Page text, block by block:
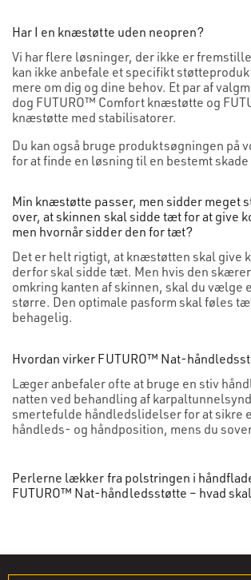
Har I en knæstøtte uden neopren?
Vi har flere løsninger, der ikke er
kan ikke anbefale et specifikt
mere om dig og dine behov. Et par af
dog FUTURO™ Comfort knæstøtte og
knæstøtte med stabilisatorer.
Du kan også bruge produktsøgningen på
for at finde en løsning til en bestemt
Min knæstøtte passer, men sidder meget
over, at skinnen skal sidde tæt for at give
men hvornår sidder den for tæt?
Det er helt rigtigt, at knæstøtten skal give
derfor skal sidde tæt. Men hvis den
omkring kanten af skinnen, skal du vælge
større. Den optimale pasform skal føles
behagelig.
Hvordan virker FUTURO™ Nat-
Læger anbefaler ofte at bruge en stiv
natten ved behandling af
smertefulde håndledslidelser for at sikre
håndleds- og håndposition, mens du
Perlerne lækker fra polstringen i
FUTURO™ Nat-håndledsstøtte – hvad